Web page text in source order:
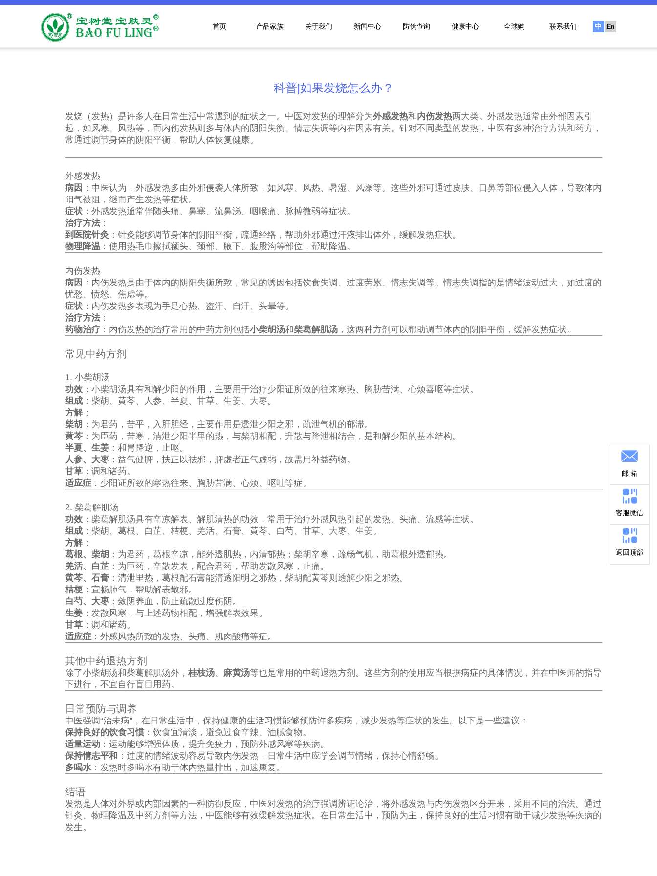
首页 产品家族 关于我们 新闻中心 防伪查询 健康中心 全球购 联系我们
中
En
邮 箱
客服微信
返回顶部
科普|如果发烧怎么办？
发烧（发热）是许多人在日常生活中常遇到的症状之一。中医对发热的理解分为外感发热和 内伤发热两大类。外感发热通常由外部因素引
起，如风寒、风热等，而内伤发热则多与体内的阴阳失衡、情志失调等内在因素有关。针对不同类型的发热，中医有多种治疗方法和药方，
常通过调节身体的阴阳平衡，帮助人体恢复健康。
外感发热
病因 ：中医认为，外感发热多由外邪侵袭人体所致，如风寒、风热、暑湿、风燥等。这些外邪可通过皮肤、口鼻等部位侵入人体，导致体内
阳气被阻，继而产生发热等症状。
症状 ：外感发热通常伴随头痛、鼻塞、流鼻涕、咽喉痛、脉搏微弱等症状。
治疗方法：
到医院针灸 ：针灸能够调节身体的阴阳平衡，疏通经络，帮助外邪通过汗液排出体外，缓解发热症状。
物理降温 ：使用热毛巾擦拭额头、颈部、腋下、腹股沟等部位，帮助降温。
内伤发热
病因 ：内伤发热是由于体内的阴阳失衡所致，常见的诱因包括饮食失调、过度劳累、情志失调等。情志失调指的是情绪波动过大，如过度的
忧愁、愤怒、焦虑等。
症状 ：内伤发热多表现为手足心热、盗汗、自汗、头晕等。
治疗方法：
药物治疗 ：内伤发热的治疗常用的中药方剂包括小柴胡汤和 柴葛解肌汤 ，这两种方剂可以帮助调节体内的阴阳平衡，缓解发热症状。
常见中药方剂
1. 小柴胡汤
功效 ：小柴胡汤具有和解少阳的作用，主要用于治疗少阳证所致的往来寒热、胸胁苦满、心烦喜呕等症状。
组成 ：柴胡、黄芩、人参、半夏、甘草、生姜、大枣。
方解：
柴胡 ：为君药，苦平，入肝胆经，主要作用是透泄少阳之邪，疏泄气机的郁滞。
黄芩 ：为臣药，苦寒，清泄少阳半里的热，与柴胡相配，升散与降泄相结合，是和解少阳的基本结构。
半夏、生姜 ：和胃降逆，止呕。
人参、大枣 ：益气健脾，扶正以祛邪，脾虚者正气虚弱，故需用补益药物。
甘草 ：调和诸药。
适应症 ：少阳证所致的寒热往来、胸胁苦满、心烦、呕吐等症。
2. 柴葛解肌汤
功效 ：柴葛解肌汤具有辛凉解表、解肌清热的功效，常用于治疗外感风热引起的发热、头痛、流感等症状。
组成 ：柴胡、葛根、白芷、桔梗、羌活、石膏、黄芩、白芍、甘草、大枣、生姜。
方解：
葛根、柴胡 ：为君药，葛根辛凉，能外透肌热，内清郁热；柴胡辛寒，疏畅气机，助葛根外透郁热。
羌活、白芷 ：为臣药，辛散发表，配合君药，帮助发散风寒，止痛。
黄芩、石膏 ：清泄里热，葛根配石膏能清透阳明之邪热，柴胡配黄芩则透解少阳之邪热。
桔梗 ：宣畅肺气，帮助解表散邪。
白芍、大枣 ：敛阴养血，防止疏散过度伤阴。
生姜 ：发散风寒，与上述药物相配，增强解表效果。
甘草 ：调和诸药。
适应症 ：外感风热所致的发热、头痛、肌肉酸痛等症。
其他中药退热方剂
除了小柴胡汤和柴葛解肌汤外， 桂枝汤、 麻黄汤等也是常用的中药退热方剂。这些方剂的使用应当根据病症的具体情况，并在中医师的指导
下进行，不宜自行盲目用药。
日常预防与调养
中医强调“治未病”，在日常生活中，保持健康的生活习惯能够预防许多疾病，减少发热等症状的发生。以下是一些建议：
保持良好的饮食习惯 ：饮食宜清淡，避免过食辛辣、油腻食物。
适量运动 ：运动能够增强体质，提升免疫力，预防外感风寒等疾病。
保持情志平和 ：过度的情绪波动容易导致内伤发热，日常生活中应学会调节情绪，保持心情舒畅。
多喝水 ：发热时多喝水有助于体内热量排出，加速康复。
结语
发热是人体对外界或内部因素的一种防御反应，中医对发热的治疗强调辨证论治，将外感发热与内伤发热区分开来，采用不同的治法。通过
针灸、物理降温及中药方剂等方法，中医能够有效缓解发热症状。在日常生活中，预防为主，保持良好的生活习惯有助于减少发热等疾病的
发生。